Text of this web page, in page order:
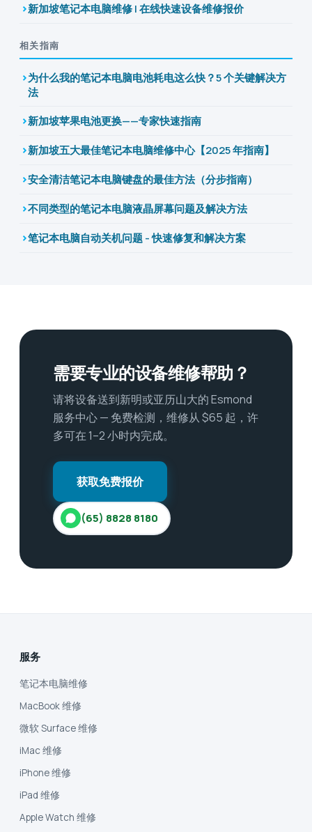
新加坡笔记本电脑维修 | 在线快速设备维修报价
相关指南
为什么我的笔记本电脑电池耗电这么快？5 个关键解决方
法
新加坡苹果电池更换——专家快速指南
新加坡五大最佳笔记本电脑维修中心【2025 年指南】
安全清洁笔记本电脑键盘的最佳方法（分步指南）
不同类型的笔记本电脑液晶屏幕问题及解决方法
笔记本电脑自动关机问题 - 快速修复和解决方案
需要专业的设备维修帮助？
请将设备送到新明或亚历山大的 Esmond
服务中心 — 免费检测，维修从 $65 起，许
多可在 1–2 小时内完成。
获取免费报价
(65) 8828 8180
服务
笔记本电脑维修
MacBook 维修
微软 Surface 维修
iMac 维修
iPhone 维修
iPad 维修
Apple Watch 维修